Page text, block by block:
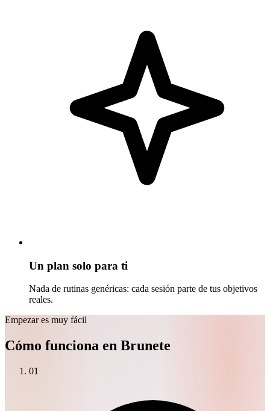
Un plan solo para ti
Nada de rutinas genéricas: cada sesión parte de tus objetivos
reales.
Empezar es muy fácil
Cómo funciona en Brunete
01